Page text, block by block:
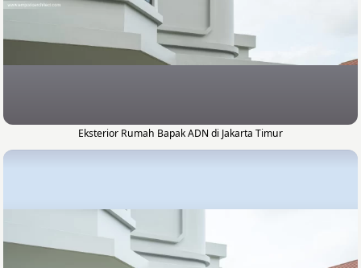
Eksterior Rumah Bapak ADN di Jakarta Timur